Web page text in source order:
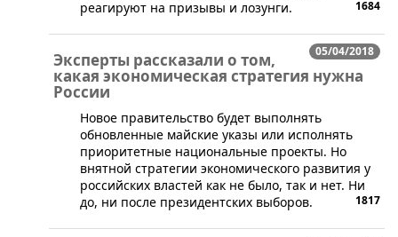
реагируют на призывы и лозунги.
1684
05/04/2018
Эксперты рассказали о том,
какая экономическая стратегия нужна
России
Новое правительство будет выполнять
обновленные майские указы или исполнять
приоритетные национальные проекты. Но
внятной стратегии экономического развития у
российских властей как не было, так и нет. Ни
до, ни после президентских выборов.
1817